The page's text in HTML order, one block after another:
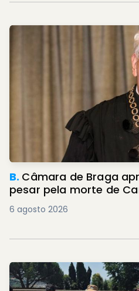
B. Câmara de Braga
pesar pela morte de
6 agosto 2026